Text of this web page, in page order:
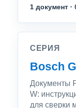
1 документ ·
СЕРИЯ
Bosch
Документы
W:
для сверки